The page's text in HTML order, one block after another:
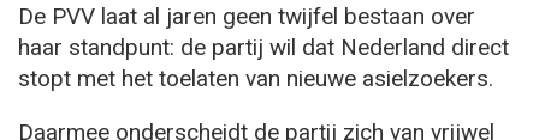
De PVV laat al jaren geen twijfel bestaan over
haar standpunt: de partij wil dat Nederland direct
stopt met het toelaten van nieuwe asielzoekers.
Daarmee onderscheidt de partij zich van vrijwel